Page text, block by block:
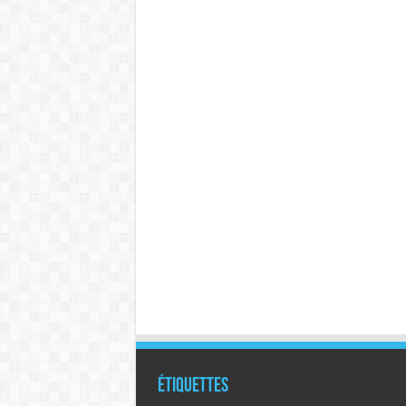
Étiquettes